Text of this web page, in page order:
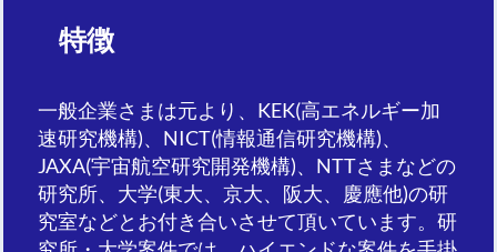
特徴
一般企業さまは元より、KEK(高エネルギー加
速研究機構)、NICT(情報通信研究機構)、
JAXA(宇宙航空研究開発機構)、NTTさまなどの
研究所、大学(東大、京大、阪大、慶應他)の研
究室などとお付き合いさせて頂いています。研